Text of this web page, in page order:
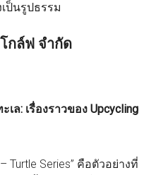
ป็นรูปธรรม
กล์ฟ จำกัด
ล: เรื่องราวของ Upcycling
Turtle Series” คือตัวอย่างที่